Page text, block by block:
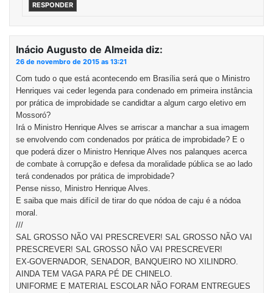
RESPONDER
Inácio Augusto de Almeida diz:
26 de novembro de 2015 as 13:21
Com tudo o que está acontecendo em Brasília será que o Ministro
Henriques vai ceder legenda para condenado em primeira instância
por prática de improbidade se candidtar a algum cargo eletivo em
Mossoró?
Irá o Ministro Henrique Alves se arriscar a manchar a sua imagem
se envolvendo com condenados por prática de improbidade? E o
que poderá dizer o Ministro Henrique Alves nos palanques acerca
de combate à corrupção e defesa da moralidade pública se ao lado
terá condenados por prática de improbidade?
Pense nisso, Ministro Henrique Alves.
E saiba que mais difícil de tirar do que nódoa de caju é a nódoa
moral.
///
SAL GROSSO NÃO VAI PRESCREVER! SAL GROSSO NÃO VAI
PRESCREVER! SAL GROSSO NÃO VAI PRESCREVER!
EX-GOVERNADOR, SENADOR, BANQUEIRO NO XILINDRO.
AINDA TEM VAGA PARA PÉ DE CHINELO.
UNIFORME E MATERIAL ESCOLAR NÃO FORAM ENTREGUES